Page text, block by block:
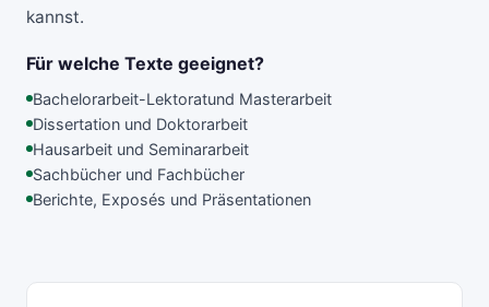
kannst.
Für welche Texte geeignet?
Bachelorarbeit-Lektoratund Masterarbeit
Dissertation und Doktorarbeit
Hausarbeit und Seminararbeit
Sachbücher und Fachbücher
Berichte, Exposés und Präsentationen